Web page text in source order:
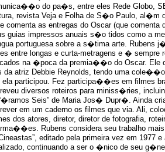
do pa�s, entre eles Rede Globo,
revista Veja e Folha de S�o Paulo, al�m
comenta as entregas do Oscar (que comenta
guias impressos anuais s�o tidos como a
portuguesa sobre a s�tima arte. Rubens
entre longas e curta-metragens e � sempre
na �poca da premia��o do Oscar. Ele
atriz Debbie Reynolds, tendo uma
ela participou. Fez participa��es em filmes
diversos roteiros para miniss�ries,
Seis” de Maria Jos� Dupr�. Ainda
em um caderno os filmes que via. Ali,
dos atores, diretor, diretor de fotografia,
Rubens considera seu trabalho
editado pela primeira vez em 1977 e
continuando a ser o �nico de seu